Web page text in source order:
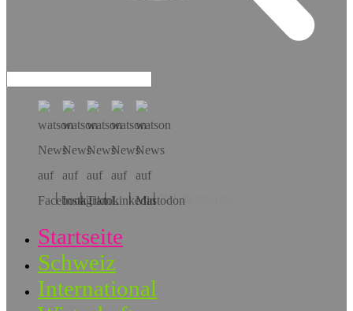
Hol dir die App!
Startseite
Schweiz
International